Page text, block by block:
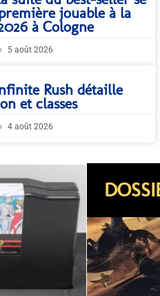
jouable à la
à Cologne
5 août 2026
Rush détaille
et classes
4 août 2026
JEUX